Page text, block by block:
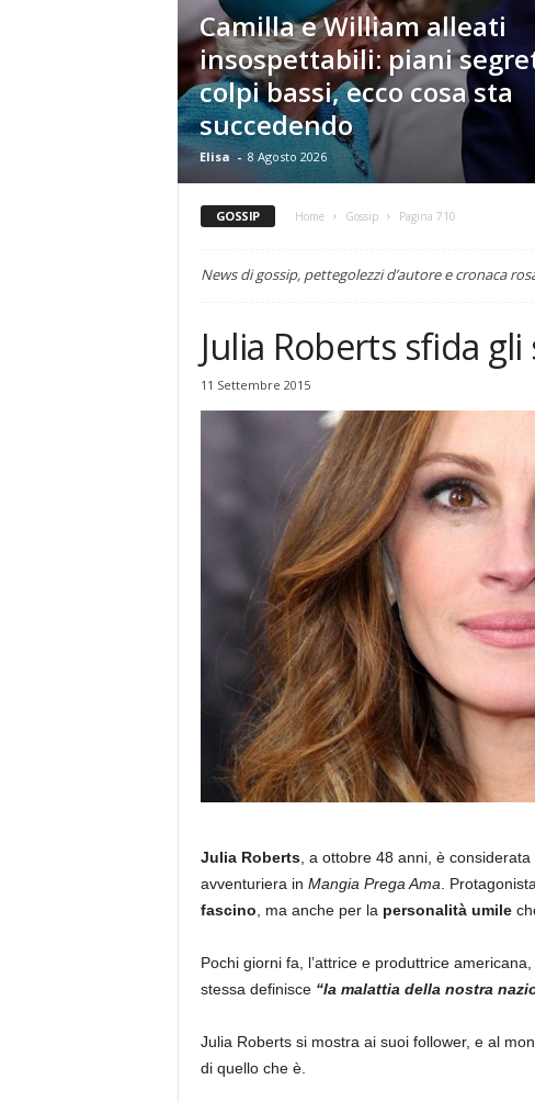
Camilla e William alleati
insospettabili: piani
colpi bassi, ecco cosa sta
succedendo
Elisa - 8 Agosto 2026
GOSSIP Home Gossip Pagina 710
News di gossip, pettegolezzi d’autore e cronaca
Julia Roberts sfida
11 Settembre 2015
Julia Roberts, a ottobre 48 anni, è considerata
avventuriera in Mangia Prega Ama .
fascino , ma anche per la personalità umile
Pochi giorni fa, l’attrice e produttrice
stessa definisce “la malattia della nostra
Julia Roberts si mostra ai suoi follower, e al
di quello che è.